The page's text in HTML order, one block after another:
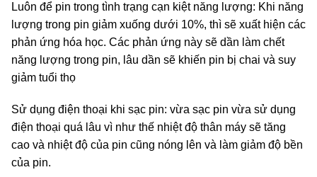
Luôn để pin trong tình trạng cạn kiệt năng lượng: Khi năng
lượng trong pin giảm xuống dưới 10%, thì sẽ xuất hiện các
phản ứng hóa học. Các phản ứng này sẽ dần làm chết
năng lượng trong pin, lâu dần sẽ khiến pin bị chai và suy
giảm tuổi thọ
Sử dụng điện thoại khi sạc pin: vừa sạc pin vừa sử dụng
điện thoại quá lâu vì như thế nhiệt độ thân máy sẽ tăng
cao và nhiệt độ của pin cũng nóng lên và làm giảm độ bền
của pin.